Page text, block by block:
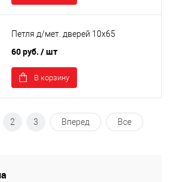
Петля д/мет. дверей 10х65
60 руб. / шт
В корзину
2 3 Вперед Все